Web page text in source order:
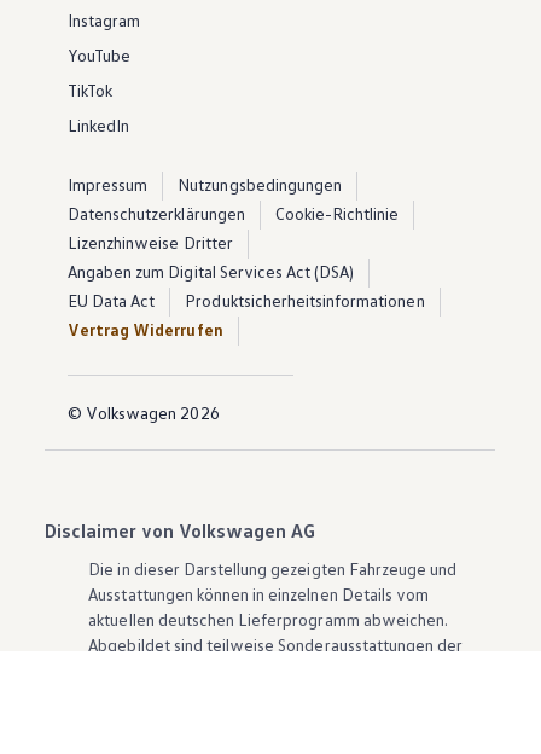
Instagram
YouTube
TikTok
LinkedIn
Impressum
Nutzungsbedingungen
Datenschutzerklärungen
Cookie-Richtlinie
Lizenzhinweise Dritter
Angaben zum Digital Services Act (DSA)
EU Data Act
Produktsicherheitsinformationen
Vertrag Widerrufen
© Volkswagen 2026
Disclaimer von Volkswagen AG
Die in dieser Darstellung gezeigten Fahrzeuge und
Ausstattungen können in einzelnen Details vom
aktuellen deutschen Lieferprogramm abweichen.
Abgebildet sind teilweise Sonderausstattungen der